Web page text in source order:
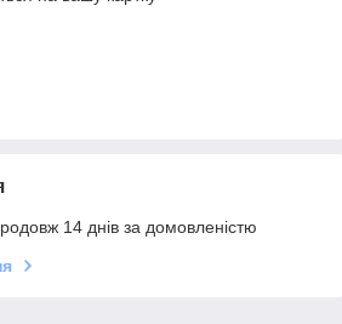
14 днів за домовленістю